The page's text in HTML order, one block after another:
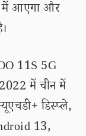
में आएगा और
11S 5G
में चीन में
डिस्प्ले,
13,